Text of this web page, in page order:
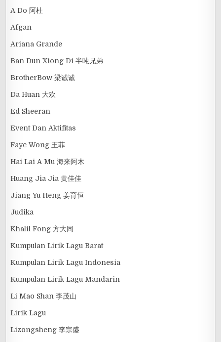
A Do 阿杜
Afgan
Ariana Grande
Ban Dun Xiong Di 半吨兄弟
BrotherBow 梁诚诚
Da Huan 大欢
Ed Sheeran
Event Dan Aktifitas
Faye Wong 王菲
Hai Lai A Mu 海来阿木
Huang Jia Jia 黄佳佳
Jiang Yu Heng 姜育恒
Judika
Khalil Fong 方大同
Kumpulan Lirik Lagu Barat
Kumpulan Lirik Lagu Indonesia
Kumpulan Lirik Lagu Mandarin
Li Mao Shan 李茂山
Lirik Lagu
Lizongsheng 李宗盛